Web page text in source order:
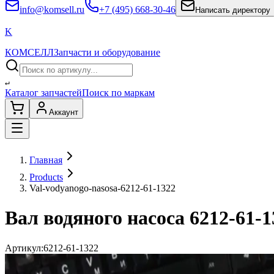
info@komsell.ru +7 (495) 668-30-46 Написать директору
K
КОМСЕЛЛЗапчасти и оборудование
↵
Каталог запчастейПоиск по маркам
Аккаунт
Главная
Products
Val-vodyanogo-nasosa-6212-61-1322
Вал водяного насоса 6212-61-
Артикул:6212-61-1322